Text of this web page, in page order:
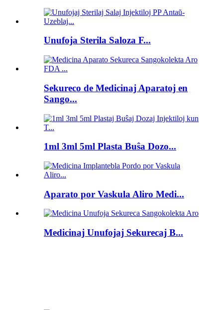
Unufoja Sterila Saloza F...
Sekureco de Medicinaj Aparatoj en
Sango...
1ml 3ml 5ml Plasta Buŝa Dozo...
Aparato por Vaskula Aliro Medi...
Medicinaj Unufojaj Sekurecaj B...